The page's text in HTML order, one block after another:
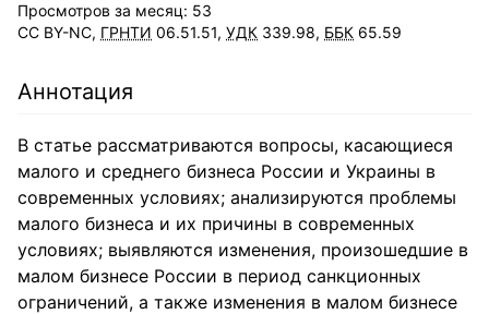
Просмотров за месяц: 53
CC BY-NC, ГРНТИ 06.51.51, УДК 339.98, ББК 65.59
Аннотация
В статье рассматриваются вопросы, касающиеся
малого и среднего бизнеса России и Украины в
современных условиях; анализируются проблемы
малого бизнеса и их причины в современных
условиях; выявляются изменения, произошедшие в
малом бизнесе России в период санкционных
ограничений, а также изменения в малом бизнесе